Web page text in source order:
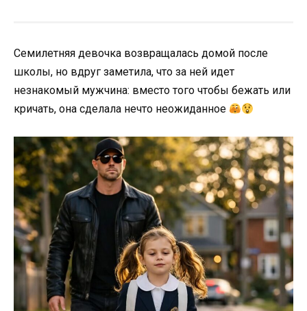
Семилетняя девочка возвращалась домой после
школы, но вдруг заметила, что за ней идет
незнакомый мужчина: вместо того чтобы бежать или
кричать, она сделала нечто неожиданное